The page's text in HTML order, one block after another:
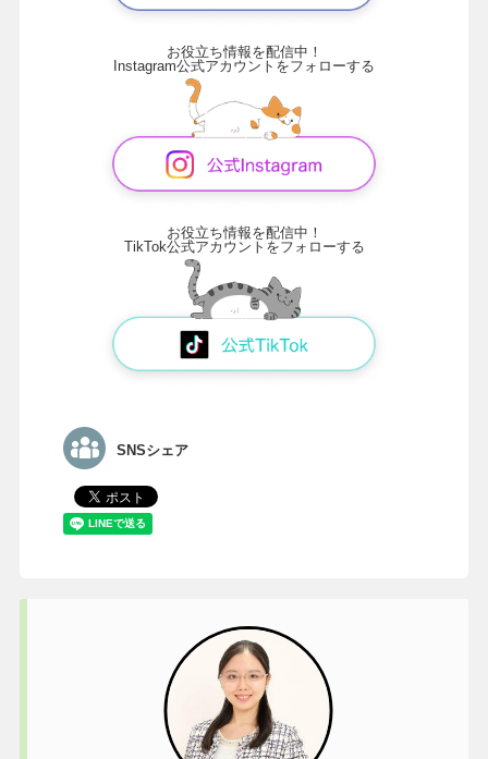
お役立ち情報を配信中！
Instagram公式アカウントをフォローする
お役立ち情報を配信中！
TikTok公式アカウントをフォローする
SNSシェア